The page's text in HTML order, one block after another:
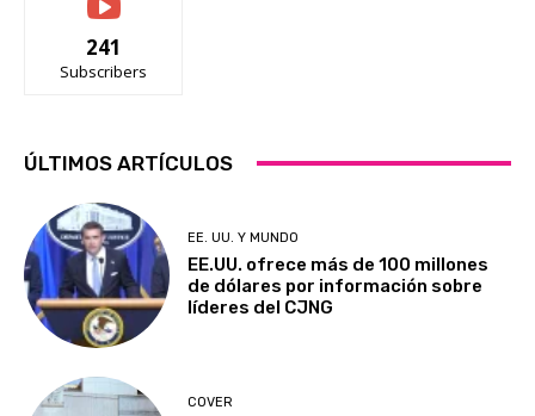
241
Subscribers
ÚLTIMOS ARTÍCULOS
EE. UU. Y MUNDO
EE.UU. ofrece más de 100 millones
de dólares por información sobre
líderes del CJNG
COVER